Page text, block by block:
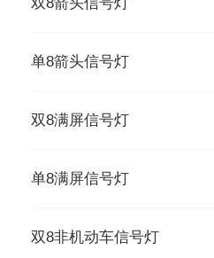
双8箭头信号灯
单8箭头信号灯
双8满屏信号灯
单8满屏信号灯
双8非机动车信号灯